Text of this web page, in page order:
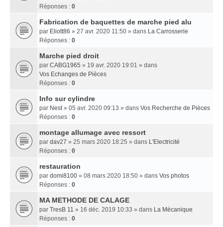
Réponses : 0
Fabrication de baquettes de marche pied alu
par Eliott86 » 27 avr. 2020 11:50 » dans La Carrosserie
Réponses : 0
Marche pied droit
par CABG1965 » 19 avr. 2020 19:01 » dans
Vos Echanges de Pièces
Réponses : 0
Info sur cylindre
par Nest» 05 avr. 2020 09:13 » dans Vos Recherche de Pièces
Réponses : 0
montage allumage avec ressort
par dav27 » 25 mars 2020 18:25 » dans L'Electricité
Réponses : 0
restauration
par domi8100 » 08 mars 2020 18:50 » dans Vos photos
Réponses : 0
MA METHODE DE CALAGE
par TresB 11 » 16 déc. 2019 10:33 » dans La Mécanique
Réponses : 0